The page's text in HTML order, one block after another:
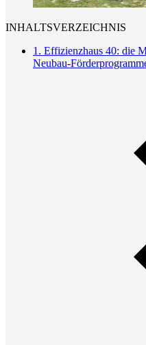
INHALTSVERZEICHNIS
1. Effizienzhaus 40: die
Neubau-